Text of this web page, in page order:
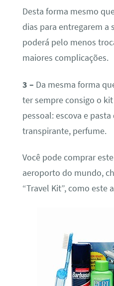
Desta forma mesmo
dias para entregarem a
poderá pelo menos
maiores complicações.
3 – Da mesma forma
ter sempre consigo o
pessoal: escova e
transpirante, perfume.
Você pode comprar
aeroporto do mundo,
“Travel Kit”, como este